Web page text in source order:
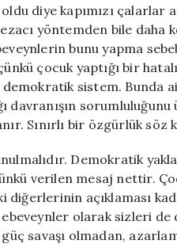
oldu diye kapımızı
yöntemden bile daha
bunu yapma
çocuk yaptığı bir
sistem. Bunda
davranışın
Sınırlı bir özgürlük söz
Demokratik
verilen mesaj nettir.
diğerlerinin açıklaması
olarak sizleri
savaşı olmadan,